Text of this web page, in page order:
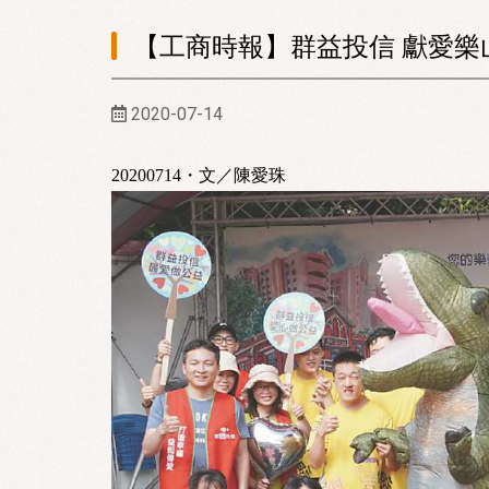
【工商時報】群益投信 獻愛
2020-07-14
20200714・文／陳愛珠